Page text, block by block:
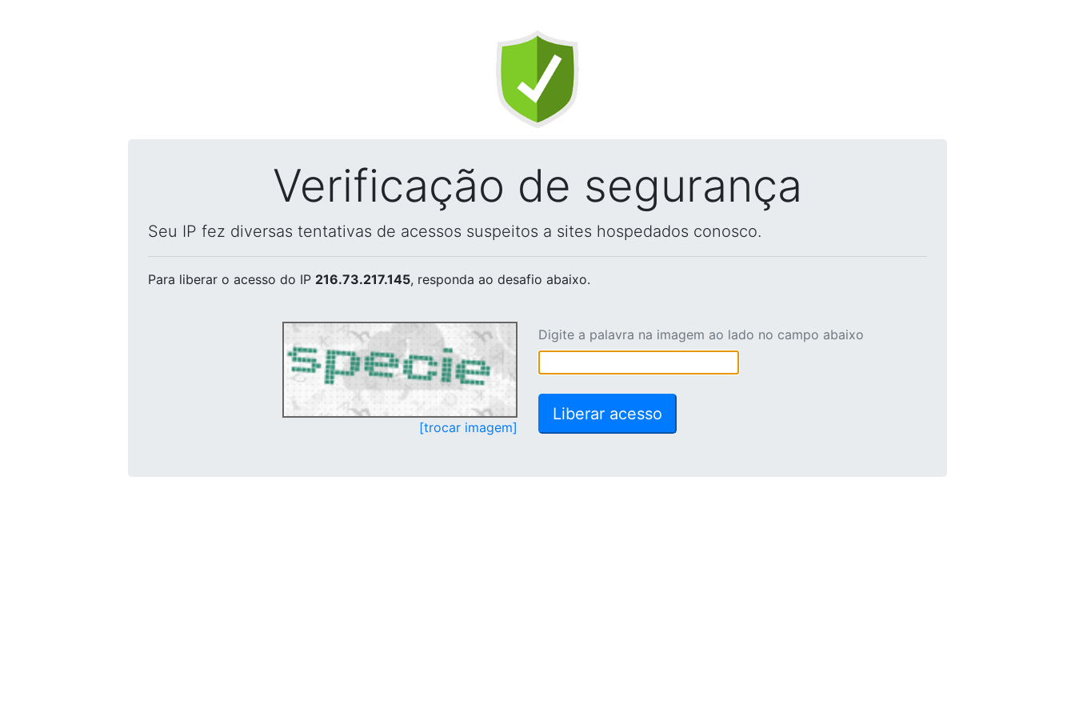
Verificação de segurança
Seu IP fez diversas tentativas de acessos suspeitos a sites hospedados conosco.
Para liberar o acesso do IP 216.73.217.145, responda ao desafio abaixo.
[trocar imagem]
Digite a palavra na imagem ao lado no campo abaixo